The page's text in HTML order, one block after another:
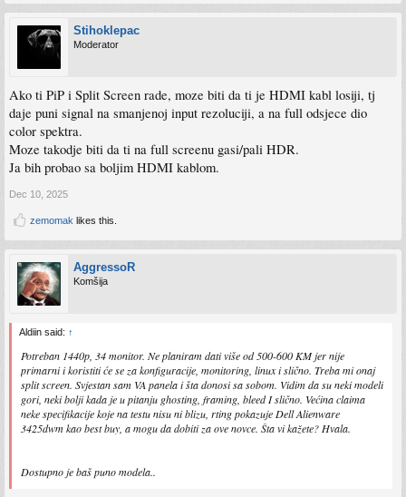
Stihoklepac
Moderator
Ako ti PiP i Split Screen rade, moze biti da ti je HDMI kabl losiji, tj
daje puni signal na smanjenoj input rezoluciji, a na full odsjece dio
color spektra.
Moze takodje biti da ti na full screenu gasi/pali HDR.
Ja bih probao sa boljim HDMI kablom.
Dec 10, 2025
zemomak likes this.
AggressoR
Komšija
Aldiin said: ↑
Potreban 1440p, 34 monitor. Ne planiram dati više od 500-600 KM jer nije
primarni i koristiti će se za konfiguracije, monitoring, linux i slično. Treba mi onaj
split screen. Svjestan sam VA panela i šta donosi sa sobom. Vidim da su neki modeli
gori, neki bolji kada je u pitanju ghosting, framing, bleed I slično. Većina claima
neke specifikacije koje na testu nisu ni blizu, rting pokazuje Dell Alienware
3425dwm kao best buy, a mogu da dobiti za ove novce. Šta vi kažete? Hvala.
Dostupno je baš puno modela..